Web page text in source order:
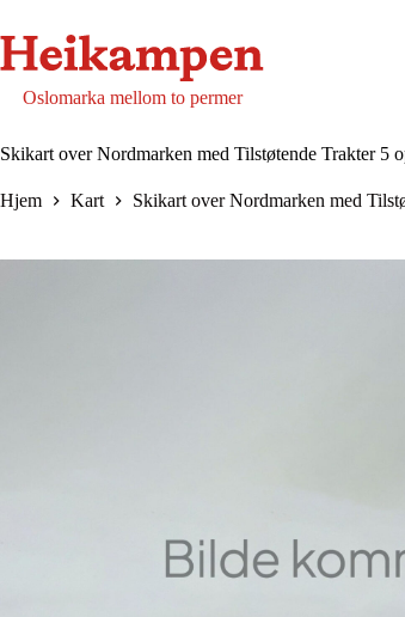
innholdet
Oslomarka mellom to permer
Skikart over Nordmarken med Tilstøtende Trakter 5
Hjem Kart Skikart over Nordmarken med